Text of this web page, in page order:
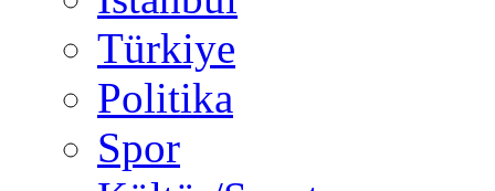
Türkiye
Politika
Spor